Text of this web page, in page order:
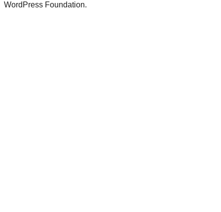
WordPress Foundation.